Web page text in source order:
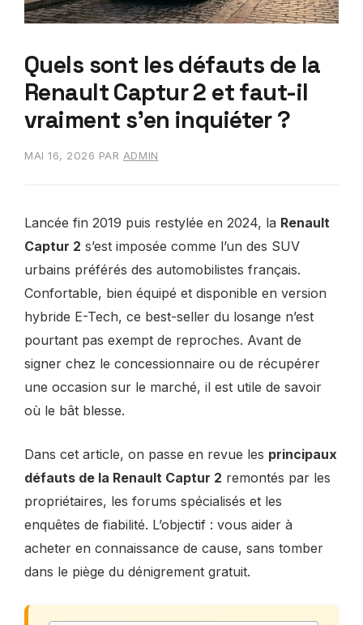
Quels sont les défauts de la
Renault Captur 2 et faut-il
vraiment s’en inquiéter ?
MAI 16, 2026 PAR ADMIN
Lancée fin 2019 puis restylée en 2024, la Renault
Captur 2 s’est imposée comme l’un des SUV
urbains préférés des automobilistes français.
Confortable, bien équipé et disponible en version
hybride E-Tech, ce best-seller du losange n’est
pourtant pas exempt de reproches. Avant de
signer chez le concessionnaire ou de récupérer
une occasion sur le marché, il est utile de savoir
où le bât blesse.
Dans cet article, on passe en revue les principaux
défauts de la Renault Captur 2 remontés par les
propriétaires, les forums spécialisés et les
enquêtes de fiabilité. L’objectif : vous aider à
acheter en connaissance de cause, sans tomber
dans le piège du dénigrement gratuit.